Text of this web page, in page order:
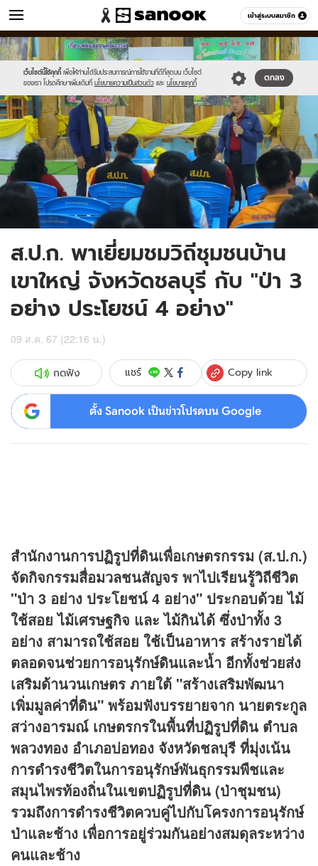
เข้าสู่ระบบสมาชิก
ข่าว หมวดอื่นๆ
เว็บไซต์นี้ใช้คุกกี้ เพื่อให้ท่านได้รับประสบการณ์การใช้งานที่ดีที่สุดบน เว็บไซต์
ของเรา โปรดศึกษาเพิ่มเติมที่ นโยบายความเป็นส่วนตัว และ นโยบายคุกกี้
ตกลง
Sanook
//s.isanook.com/sr/0/images/logo-
new-
sanook.png
600
60
//s.isanook.com/ns/0/ud/1900/9502158/gf.jpg
ส.ป.ก. พาเยี่ยมชมวิถีชุมชนบ้าน
เขาใหญ่ จังหวัดชลบุรี กับ "ป่า 3
อย่าง ประโยชน์ 4 อย่าง"
09 ส.ค. 67 (22:16 น.)
กดฟัง แชร์ Copy link
ตั้ง Sanook เป็นข่าวโปรดบน Google
สำนักงานการปฏิรูปที่ดินเพื่อเกษตรกรรม (ส.ป.ก.)
จัดกิจกรรมสื่อมวลชนสัญจร พาไปเรียนรู้วิถีชีวิต
"ป่า 3 อย่าง ประโยชน์ 4 อย่าง" ประกอบด้วย ไม้
ใช้สอย ไม้เศรษฐกิจ และ ไม้กินได้ ซึ่งป่าทั้ง 3
อย่าง สามารถใช้สอย ใช้เป็นอาหาร สร้างรายได้
ตลอดจนช่วยการอนุรักษ์ดินและน้ำ อีกทั้งช่วยส่ง
เสริมด้านวนเกษตร ภายใต้ "สร้างเสริมพัฒนา
เพิ่มมูลค่าที่ดิน" พร้อมฟังบรรยายจาก นายตระกูล
สว่างอารมณ์ เกษตรกรในพื้นที่ปฏิรูปที่ดิน ตำบล
พลวงทอง อำเภอบ่อทอง จังหวัดชลบุรี ที่มุ่งเน้น
การดำรงชีวิตในการอนุรักษ์พันธุกรรมพืชและ
สมุนไพรท้องถิ่นในเขตปฏิรูปที่ดิน (ป่าชุมชน)
รวมถึงการดำรงชีวิตควบคู่ไปกับโครงการอนุรักษ์
ป่าและช้าง เพื่อการอยู่ร่วมกันอย่างสมดุลระหว่าง
คนและช้าง